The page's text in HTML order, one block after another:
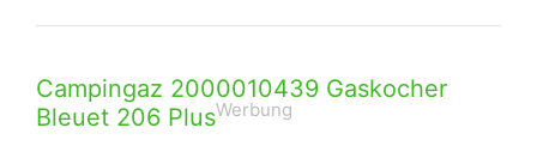
Campingaz 2000010439 Gaskocher
Bleuet 206 PlusWerbung